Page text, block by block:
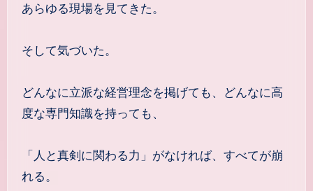
あらゆる現場を見てきた。
そして気づいた。
どんなに立派な経営理念を掲げても、どんなに高
度な専門知識を持っても、
「人と真剣に関わる力」がなければ、すべてが崩
れる。